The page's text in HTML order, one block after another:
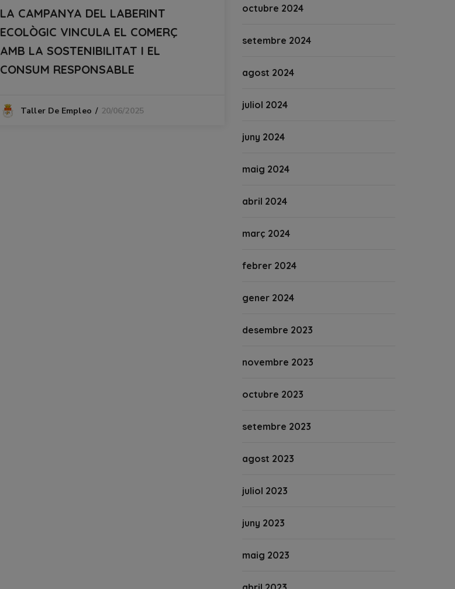
LA CAMPANYA DEL LABERINT
ECOLÒGIC VINCULA EL COMERÇ
AMB LA SOSTENIBILITAT I EL
CONSUM RESPONSABLE
Taller De Empleo 20/06/2025
octubre 2024
setembre 2024
agost 2024
juliol 2024
juny 2024
maig 2024
abril 2024
març 2024
febrer 2024
gener 2024
desembre 2023
novembre 2023
octubre 2023
setembre 2023
agost 2023
juliol 2023
juny 2023
maig 2023